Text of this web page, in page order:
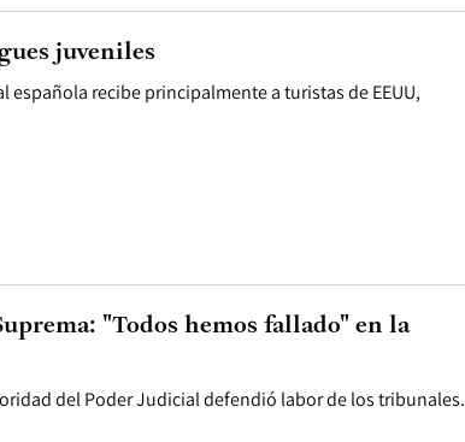
española recibe principalmente a turistas de EEUU,
juveniles
del Poder Judicial defendió labor de los tribunales.
"Todos hemos fallado" en la